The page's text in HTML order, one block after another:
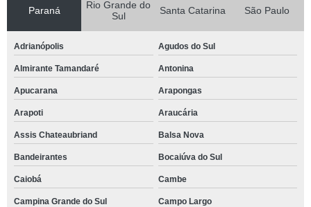
Paraná
Rio Grande do
Sul
Santa Catarina São Paulo
Adrianópolis Agudos do Sul
Almirante Tamandaré Antonina
Apucarana Arapongas
Arapoti Araucária
Assis Chateaubriand Balsa Nova
Bandeirantes Bocaiúva do Sul
Caiobá Cambe
Campina Grande do Sul Campo Largo